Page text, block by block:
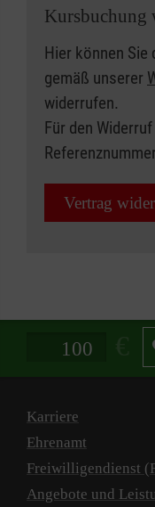
Kursbuchung
Hier können Sie
gemäß unserer
widerrufen.
Für den
Vertrag
Spendenbetrag in
Karriere
Ehrenamt
Freiwilligendienst
Angebote und